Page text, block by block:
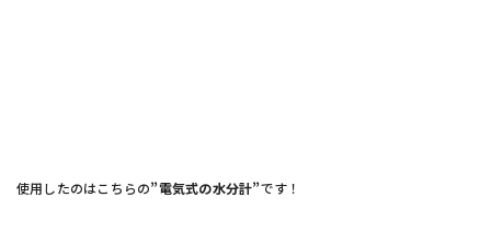
使用したのはこちらの”電気式の水分計”です！